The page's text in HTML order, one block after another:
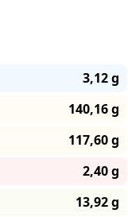
3,12 g
140,16 g
117,60 g
2,40 g
13,92 g